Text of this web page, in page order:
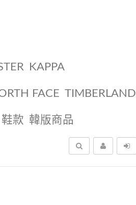
KAPPA
FACE TIMBERLAND
鞋款 韓版商品
搜尋